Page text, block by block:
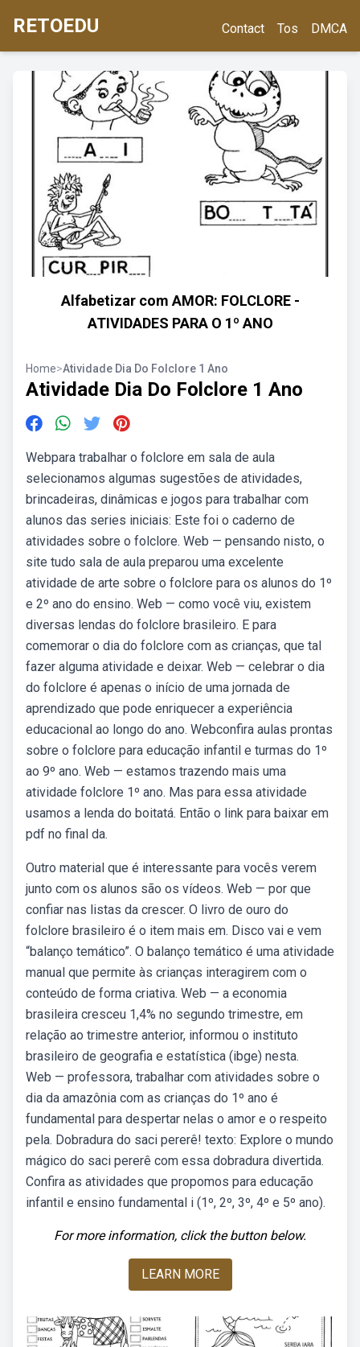
RETOEDU Contact Tos DMCA
Alfabetizar com AMOR: FOLCLORE -
ATIVIDADES PARA O 1º ANO
Home>Atividade Dia Do Folclore 1 Ano
Atividade Dia Do Folclore 1 Ano
Webpara trabalhar o folclore em sala de aula
selecionamos algumas sugestões de atividades,
brincadeiras, dinâmicas e jogos para trabalhar com
alunos das series iniciais: Este foi o caderno de
atividades sobre o folclore. Web — pensando nisto, o
site tudo sala de aula preparou uma excelente
atividade de arte sobre o folclore para os alunos do 1º
e 2º ano do ensino. Web — como você viu, existem
diversas lendas do folclore brasileiro. E para
comemorar o dia do folclore com as crianças, que tal
fazer alguma atividade e deixar. Web — celebrar o dia
do folclore é apenas o início de uma jornada de
aprendizado que pode enriquecer a experiência
educacional ao longo do ano. Webconfira aulas prontas
sobre o folclore para educação infantil e turmas do 1º
ao 9º ano. Web — estamos trazendo mais uma
atividade folclore 1º ano. Mas para essa atividade
usamos a lenda do boitatá. Então o link para baixar em
pdf no final da.
Outro material que é interessante para vocês verem
junto com os alunos são os vídeos. Web — por que
confiar nas listas da crescer. O livro de ouro do
folclore brasileiro é o item mais em. Disco vai e vem
“balanço temático”. O balanço temático é uma atividade
manual que permite às crianças interagirem com o
conteúdo de forma criativa. Web — a economia
brasileira cresceu 1,4% no segundo trimestre, em
relação ao trimestre anterior, informou o instituto
brasileiro de geografia e estatística (ibge) nesta.
Web — professora, trabalhar com atividades sobre o
dia da amazônia com as crianças do 1º ano é
fundamental para despertar nelas o amor e o respeito
pela. Dobradura do saci pererê! texto: Explore o mundo
mágico do saci pererê com essa dobradura divertida.
Confira as atividades que propomos para educação
infantil e ensino fundamental i (1º, 2º, 3º, 4º e 5º ano).
For more information, click the button below.
LEARN MORE